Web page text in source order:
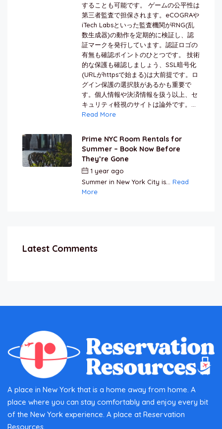
することも可能です。 ゲームの公平性は
第三者監査で担保されます。eCOGRAや
iTech Labsといった監査機関がRNG(乱
数生成器)の動作を定期的に検証し、認
証マークを発行しています。認証ロゴの
有無も確認ポイントのひとつです。 技術
的な保護も確認しましょう、SSL暗号化
(URLがhttpsで始まる)は大前提です。ロ
グイン保護の選択肢があるかも重要で
す。個人情報や決済情報を扱う以上、セ
キュリティ軽視のサイトは論外です。...
Read More
Prime NYC Room Rentals for
Summer – Book Now Before
They’re Gone
1 year ago
Summer in New York City is... Read
More
Latest Comments
A place in New York that is a home away from home. A
place where you can stay comfortably and enjoy every bit
of the New York experience. A place at Reservation
Resources.